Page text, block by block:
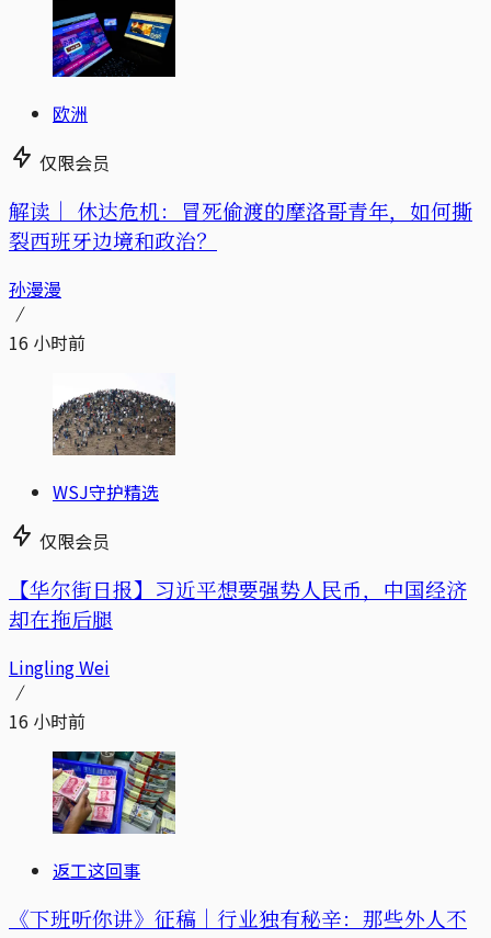
欧洲
仅限会员
解读｜ 休达危机：冒死偷渡的摩洛哥青年，如何撕
裂西班牙边境和政治？
孙漫漫
16 小时前
WSJ守护精选
仅限会员
【华尔街日报】习近平想要强势人民币，中国经济
却在拖后腿
Lingling Wei
16 小时前
返工这回事
《下班听你讲》征稿｜行业独有秘辛：那些外人不